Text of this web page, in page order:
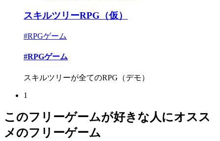
スキルツリーRPG（仮）
#RPGゲーム
#RPGゲーム
スキルツリーが全てのRPG（デモ）
1
このフリーゲームが好きな人にオスス
メのフリーゲーム